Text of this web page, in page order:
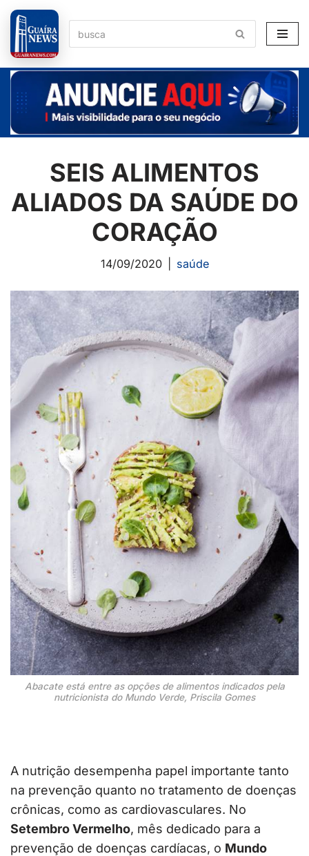
Pular
para
o
conteúdo
SEIS ALIMENTOS
ALIADOS DA SAÚDE DO
CORAÇÃO
14/09/2020 saúde
Abacate está entre as opções de alimentos indicados pela
nutricionista do Mundo Verde, Priscila Gomes
A nutrição desempenha papel importante tanto
na prevenção quanto no tratamento de doenças
crônicas, como as cardiovasculares. No
Setembro Vermelho, mês dedicado para a
prevenção de doenças cardíacas, o Mundo